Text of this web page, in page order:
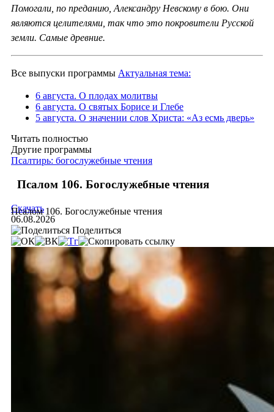
Помогали, по преданию, Александру Невскому в бою. Они
являются целителями, так что это покровители Русской
земли. Самые древние.
Все выпуски программы Актуальная тема:
6 августа. О плодах молитвы
6 августа. О святых Борисе и Глебе
5 августа. О значении слов Христа: «Аз есмь дверь»
Читать полностью
Другие программы
Псалтирь: богослужебные чтения
Псалом 106. Богослужебные чтения
Псалом 106. Богослужебные чтения
Скачать
06.08.2026
Поделиться